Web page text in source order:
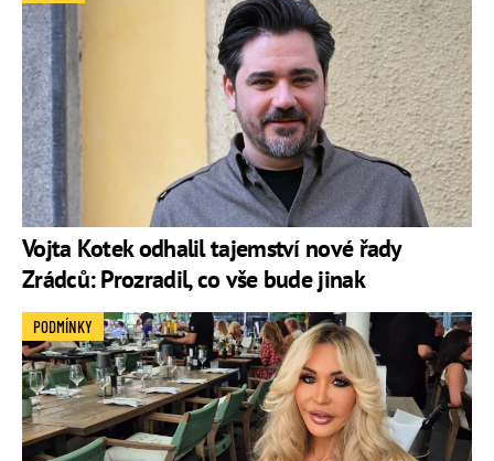
Vojta Kotek odhalil tajemství nové řady
Zrádců: Prozradil, co vše bude jinak
PODMÍNKY